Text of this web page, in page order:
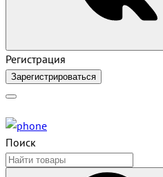
Регистрация
Зарегистрироваться
Поиск